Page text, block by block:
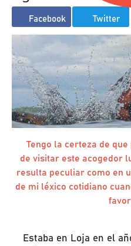
Facebook Twitter
Tengo la certeza de
de visitar este acogedor
resulta peculiar como en
de mi léxico cotidiano
Estaba en Loja en el